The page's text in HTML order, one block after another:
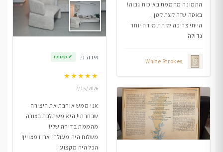
התמונה מהממת באיכות גבוה!
באסה שזה קצת קטן..
הייתי צריכה לקחת מידה יותר
גדולה
White Strokes
אירה פ. ✔ מאומת
★★★★★
7/15/2026
אני ממש אוהבת את היצירה
שבחרתי! היא משתלבת בצורה
מהממת בדירה שלי!
משלוח היה מעולה! ארוז מצויין!
הכל היה מקצועי!